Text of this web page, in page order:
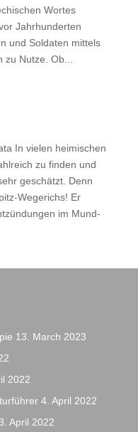
Wortes
Jahrhunderten
und Soldaten mittels
Nutze. Ob...
In vielen heimischen
zu finden und
geschätzt. Denn
Wegerichs! Er
im Mund-
13. March 2023
2022
4. April 2022
3. April 2022